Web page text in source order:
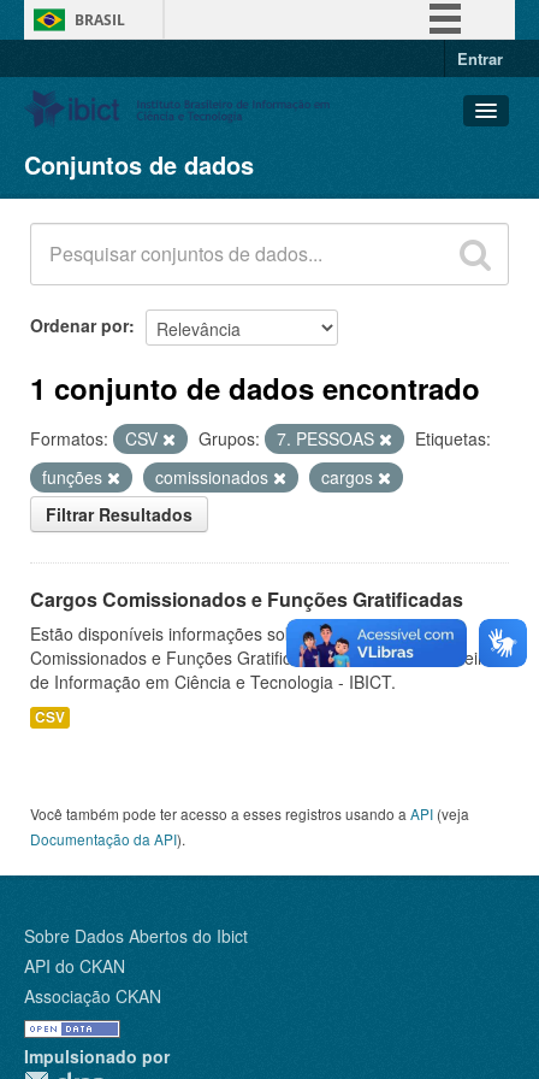
BRASIL
Entrar
Conjuntos de dados
Organizações
Grupos
Sobre
Conjuntos de dados
Ordenar por
1 conjunto de dados encontrado
Formatos: CSV Grupos: 7. PESSOAS
Etiquetas:
funções
comissionados
cargos
Filtrar Resultados
Cargos Comissionados e Funções Gratificadas
Estão disponíveis informações sobre os Cargos
Comissionados e Funções Gratificadas do Instituto Brasileiro
de Informação em Ciência e Tecnologia - IBICT.
CSV
Você também pode ter acesso a esses registros usando a API (veja
Documentação da API).
Sobre Dados Abertos do Ibict
API do CKAN
Associação CKAN
Impulsionado por